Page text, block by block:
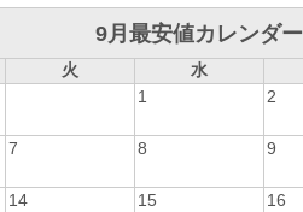
9月最安値カレンダー
火 水
1
2
7 8 9
14 15 16